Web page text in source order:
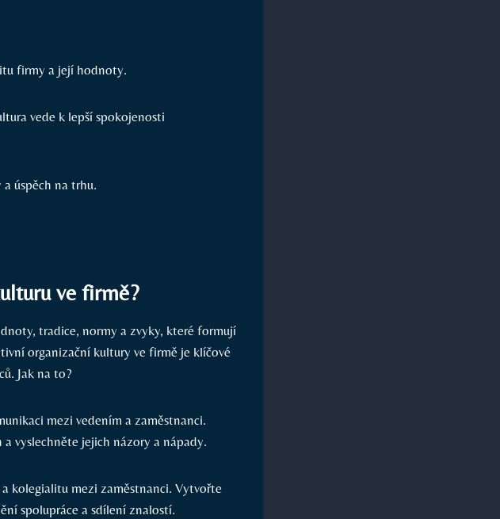
firmy a její hodnoty.
vede k lepší spokojenosti
úspěch na trhu.
ve firmě?
tradice, normy a zvyky, které formují
organizační kultury ve firmě je klíčové
Jak na to?
mezi vedením a zaměstnanci.
vyslechněte jejich názory a nápady.
kolegialitu mezi zaměstnanci. Vytvořte
spolupráce a sdílení znalostí.